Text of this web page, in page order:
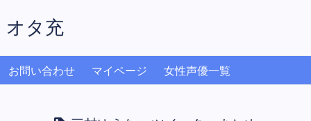
オタ充
お問い合わせ マイページ 女性声優一覧